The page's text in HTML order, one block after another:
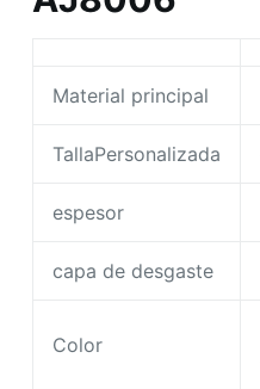
Material principal
TallaPersonalizada
espesor
capa de desgaste
Color